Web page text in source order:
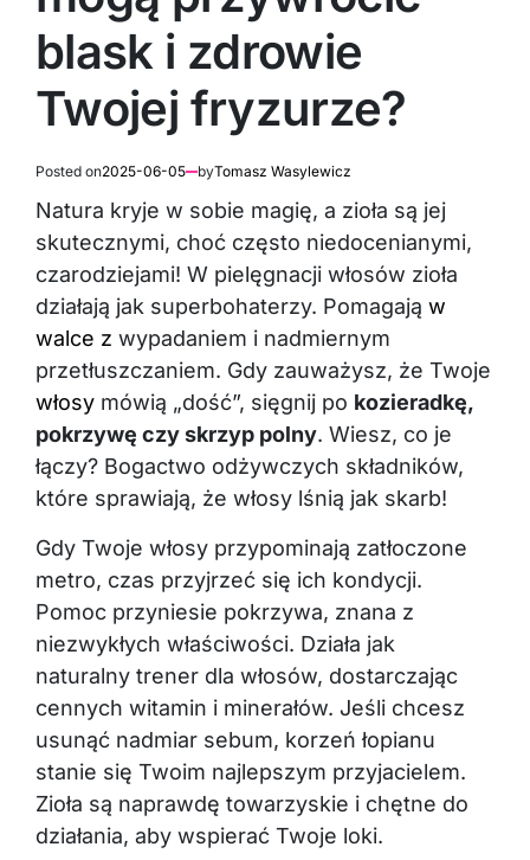
blask i zdrowie
Twojej fryzurze?
Posted on2025-06-05 byTomasz Wasylewicz
Natura kryje w sobie magię, a zioła są jej
skutecznymi, choć często niedocenianymi,
czarodziejami! W pielęgnacji włosów zioła
działają jak superbohaterzy. Pomagają w
walce z wypadaniem i nadmiernym
przetłuszczaniem. Gdy zauważysz, że Twoje
włosy mówią „dość”, sięgnij po kozieradkę,
pokrzywę czy skrzyp polny. Wiesz, co je
łączy? Bogactwo odżywczych składników,
które sprawiają, że włosy lśnią jak skarb!
Gdy Twoje włosy przypominają zatłoczone
metro, czas przyjrzeć się ich kondycji.
Pomoc przyniesie pokrzywa, znana z
niezwykłych właściwości. Działa jak
naturalny trener dla włosów, dostarczając
cennych witamin i minerałów. Jeśli chcesz
usunąć nadmiar sebum, korzeń łopianu
stanie się Twoim najlepszym przyjacielem.
Zioła są naprawdę towarzyskie i chętne do
działania, aby wspierać Twoje loki.